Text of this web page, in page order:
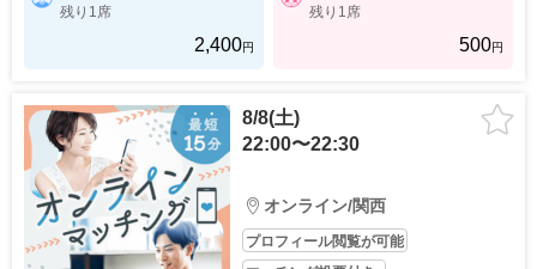
残り1席
2,400円
残り1席
500円
8/8(土)
22:00〜22:30
オンライン/関西
プロフィール閲覧が可能